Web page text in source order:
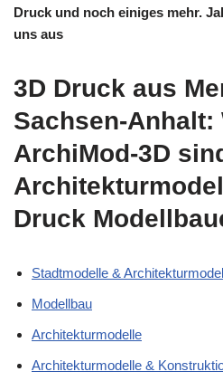
Druck und noch einiges mehr.
uns aus
3D Druck aus
Sachsen-Anhalt:
ArchiMod-3D
Druck
Stadtmodelle &
Modellbau
Architekturmodelle
Architekturmodelle &